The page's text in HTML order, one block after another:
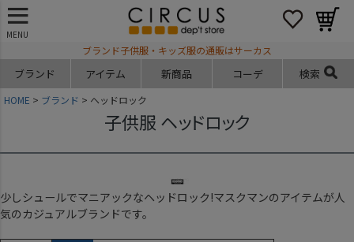
MENU
ブランド子供服・キッズ服の通販はサーカス
ブランド アイテム 新商品 コーデ 検索
HOME ブランド ヘッドロック
子供服 ヘッドロック
少しシュールでマニアックなヘッドロック!マスクマンのアイテムが人
気のカジュアルブランドです。